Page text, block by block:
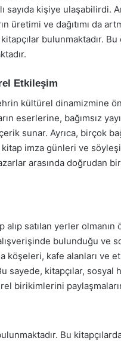
sayıda kişiye ulaşabilirdi.
üretimi ve dağıtımı da
kitapçılar bulunmaktadır.
Etkileşim
kültürel dinamizmine
eserlerine, bağımsız
sunar. Ayrıca, birçok
imza günleri ve
arasında doğrudan
alıp satılan yerler
bulunduğu ve
köşeleri, kafe alanları ve
sayede, kitapçılar, sosyal
birikimlerini
Bu